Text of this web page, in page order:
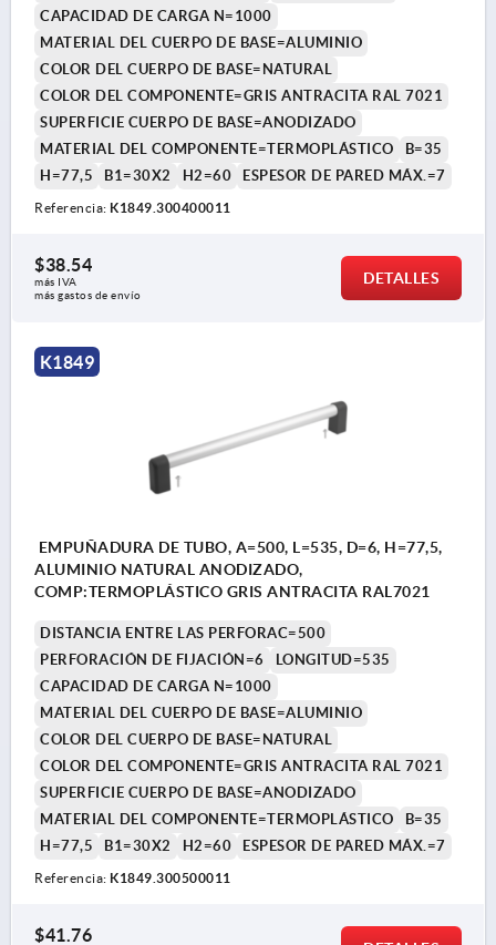
CAPACIDAD DE CARGA N=1000
MATERIAL DEL CUERPO DE BASE=ALUMINIO
COLOR DEL CUERPO DE BASE=NATURAL
COLOR DEL COMPONENTE=GRIS ANTRACITA RAL 7021
SUPERFICIE CUERPO DE BASE=ANODIZADO
MATERIAL DEL COMPONENTE=TERMOPLÁSTICO
B=35
H=77,5
B1=30X2 H2=60 ESPESOR DE PARED MÁX.=7
Referencia: K1849.300400011
$38.54
más IVA
más gastos de envío
DETALLES
K1849
EMPUÑADURA DE TUBO, A=500, L=535, D=6, H=77,5,
ALUMINIO NATURAL ANODIZADO,
COMP:TERMOPLÁSTICO GRIS ANTRACITA RAL7021
DISTANCIA ENTRE LAS PERFORAC=500
PERFORACIÓN DE FIJACIÓN=6
LONGITUD=535
CAPACIDAD DE CARGA N=1000
MATERIAL DEL CUERPO DE BASE=ALUMINIO
COLOR DEL CUERPO DE BASE=NATURAL
COLOR DEL COMPONENTE=GRIS ANTRACITA RAL 7021
SUPERFICIE CUERPO DE BASE=ANODIZADO
MATERIAL DEL COMPONENTE=TERMOPLÁSTICO
B=35
H=77,5
B1=30X2 H2=60 ESPESOR DE PARED MÁX.=7
Referencia: K1849.300500011
$41.76